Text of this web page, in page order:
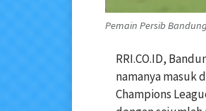
Pemain Persib
RRI.CO.ID,
namanya masuk
Champions